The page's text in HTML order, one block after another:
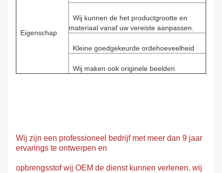
Eigenschap
Wij kunnen de het productgrootte en
materiaal vanaf uw vereiste aanpassen.
Kleine goedgekeurde ordehoeveelheid
Wij maken ook originele beelden
Wij zijn een professioneel bedrijf met meer dan 9 jaar
ervarings te ontwerpen en
opbrengsstofwij OEM de dienst kunnen verlenen. wij